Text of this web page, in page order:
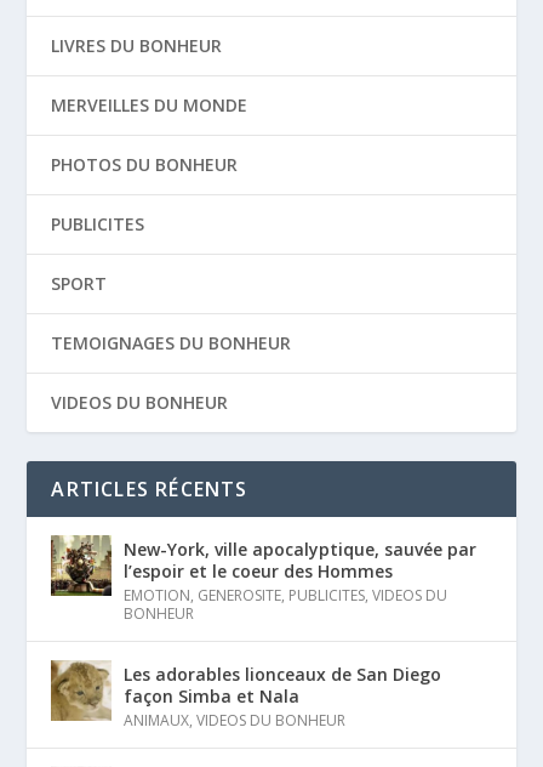
LIVRES DU BONHEUR
MERVEILLES DU MONDE
PHOTOS DU BONHEUR
PUBLICITES
SPORT
TEMOIGNAGES DU BONHEUR
VIDEOS DU BONHEUR
ARTICLES RÉCENTS
New-York, ville apocalyptique, sauvée par
l’espoir et le coeur des Hommes
EMOTION, GENEROSITE, PUBLICITES,VIDEOS DU
BONHEUR
Les adorables lionceaux de San Diego
façon Simba et Nala
ANIMAUX,VIDEOS DU BONHEUR